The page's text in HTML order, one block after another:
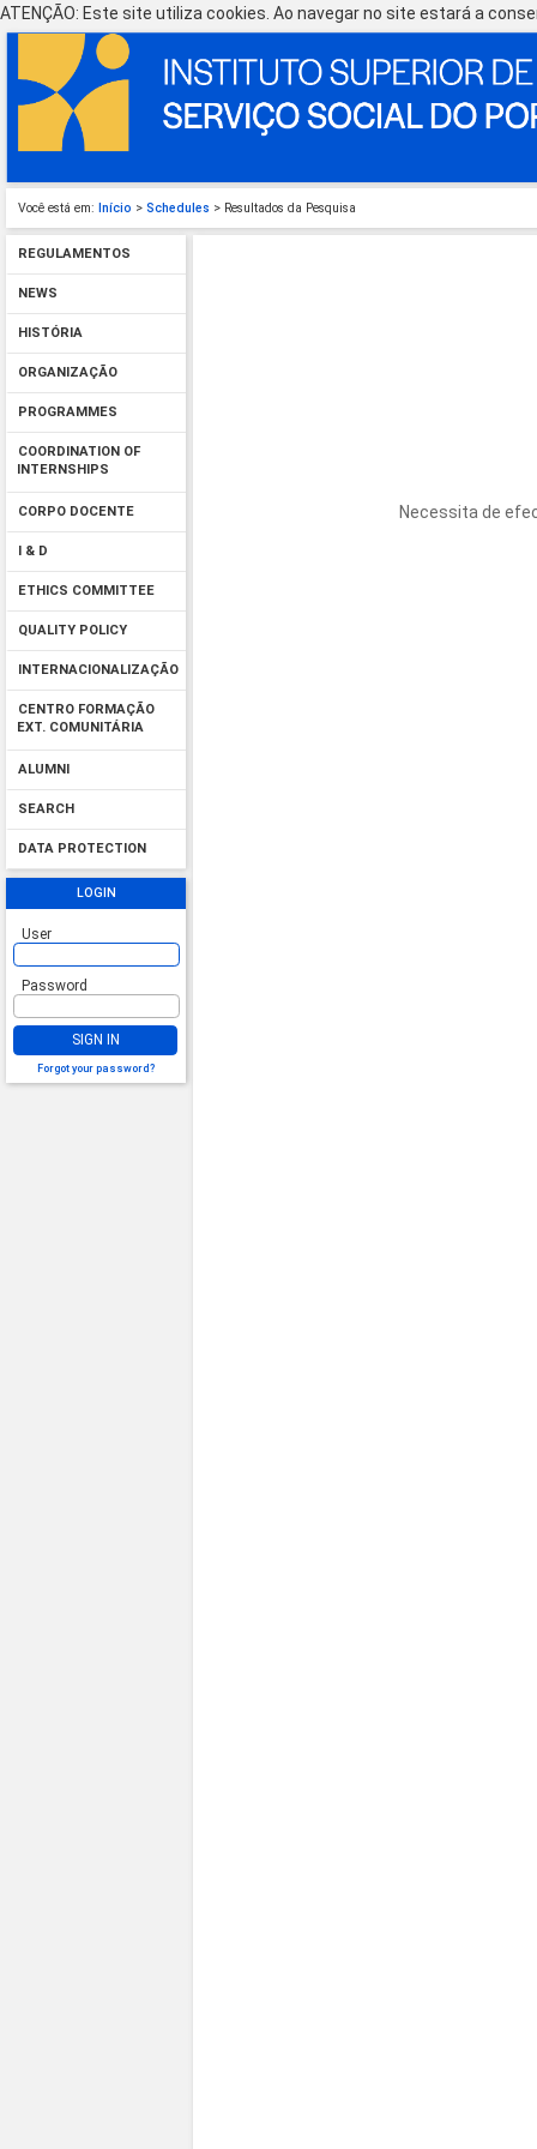
ATENÇÃO: Este site utiliza cookies. Ao navegar no site estará a
Você está em: Início > Schedules > Resultados da Pesquisa
REGULAMENTOS
NEWS
HISTÓRIA
ORGANIZAÇÃO
PROGRAMMES
COORDINATION OF
INTERNSHIPS
CORPO DOCENTE
I & D
ETHICS COMMITTEE
QUALITY POLICY
INTERNACIONALIZAÇÃO
CENTRO FORMAÇÃO
EXT. COMUNITÁRIA
ALUMNI
SEARCH
DATA PROTECTION
LOGIN
User
Password
SIGN IN
Forgot your password?
Necessita de